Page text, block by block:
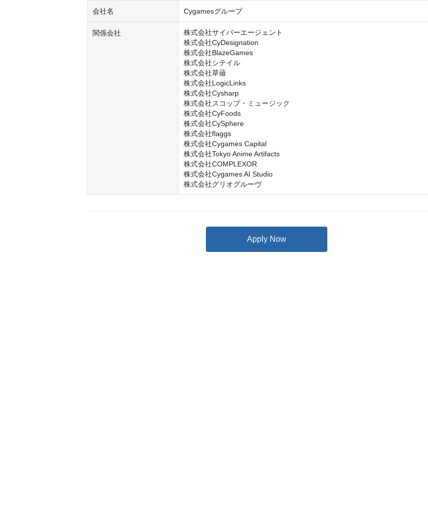
会社名 Cygamesグループ
関係会社
株式会社サイバーエージェント
株式会社CyDesignation
株式会社BlazeGames
株式会社シテイル
株式会社草薙
株式会社LogicLinks
株式会社Cysharp
株式会社スコップ・ミュージック
株式会社CyFoods
株式会社CySphere
株式会社flaggs
株式会社Cygames Capital
株式会社Tokyo Anime Artifacts
株式会社COMPLEXOR
株式会社Cygames AI Studio
株式会社グリオグルーヴ
Apply Now